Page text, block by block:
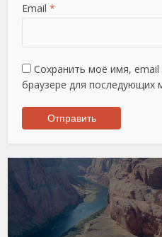
Email *
Сохранить моё имя, email
браузере для последующих